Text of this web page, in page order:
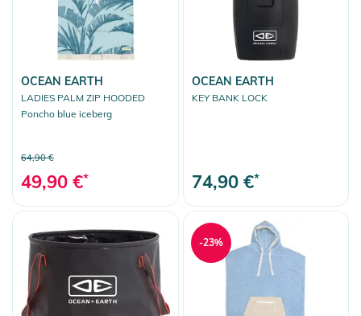
OCEAN EARTH
LADIES PALM ZIP HOODED
Poncho blue iceberg
64,90 €
49,90 €*
OCEAN EARTH
KEY BANK LOCK
74,90 €*
-23%